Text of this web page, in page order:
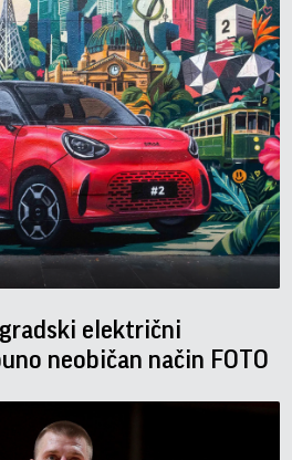
električni
neobičan način FOTO